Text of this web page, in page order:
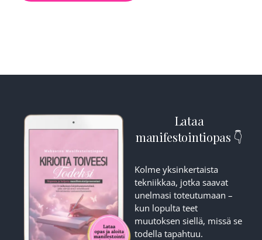
Lataa
manifestointiopas 👇
Kolme yksinkertaista
tekniikkaa, jotka saavat
unelmasi toteutumaan –
kun lopulta teet
muutoksen siellä, missä se
todella tapahtuu.